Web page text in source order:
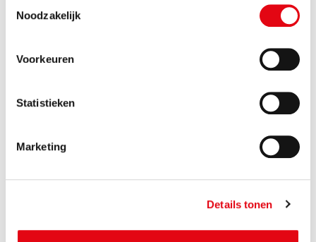
Noodzakelijk
Voorkeuren
Statistieken
Marketing
Details tonen
Agrarisch
Stappenplan asbest verwijderen
Bedrijven met gevaarlijke stoffen
Bodem
Hergebruik van grond- en bouwstoffen